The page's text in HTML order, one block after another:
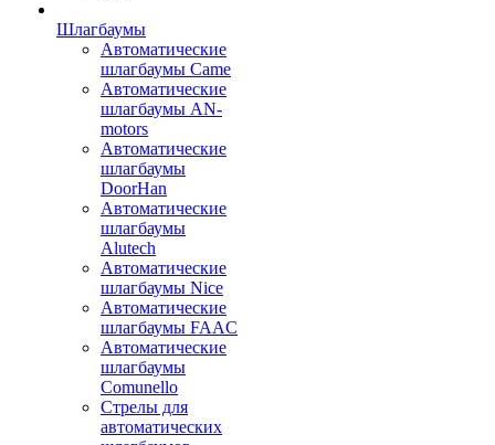
Шлагбаумы
Автоматические
шлагбаумы Came
Автоматические
шлагбаумы AN-
motors
Автоматические
шлагбаумы
DoorHan
Автоматические
шлагбаумы
Alutech
Автоматические
шлагбаумы Nice
Автоматические
шлагбаумы FAAC
Автоматические
шлагбаумы
Comunello
Стрелы для
автоматических